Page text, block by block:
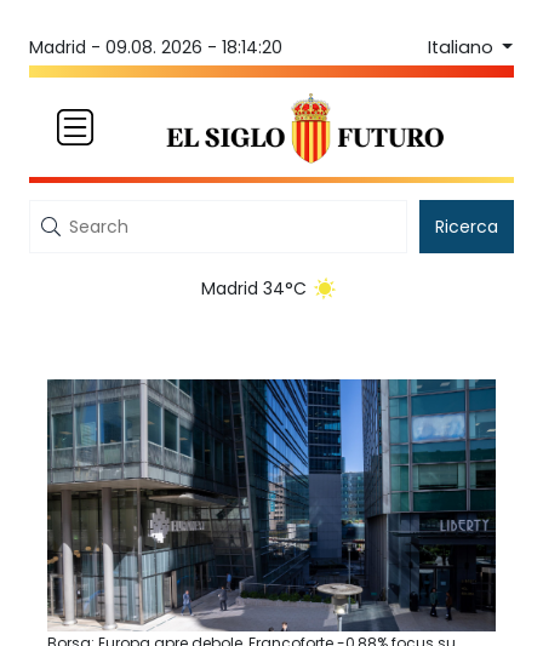
Madrid - 09.08. 2026 - 18:14:20 Italiano
Ricerca
Madrid 34°C